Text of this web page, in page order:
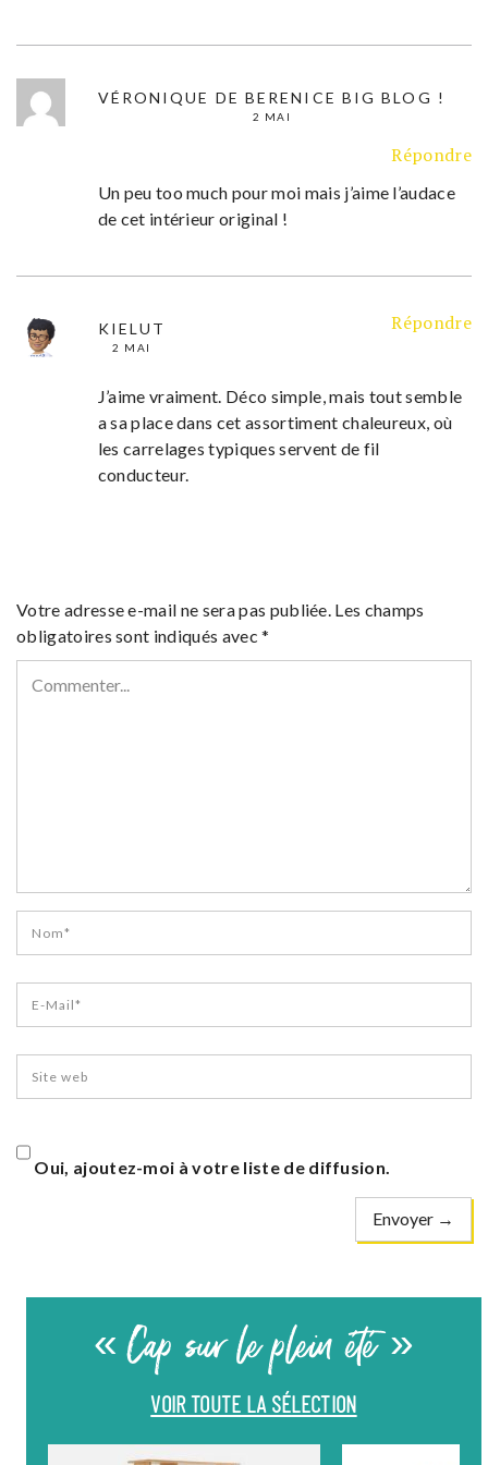
VÉRONIQUE DE BERENICE BIG BLOG !
2 MAI
Répondre
Un peu too much pour moi mais j’aime l’audace
de cet intérieur original !
KIELUT
2 MAI
Répondre
J’aime vraiment. Déco simple, mais tout semble
a sa place dans cet assortiment chaleureux, où
les carrelages typiques servent de fil
conducteur.
Votre adresse e-mail ne sera pas publiée. Les champs
obligatoires sont indiqués avec*
Oui, ajoutez-moi à votre liste de diffusion.
« Cap sur le plein été »
VOIR TOUTE LA SÉLECTION